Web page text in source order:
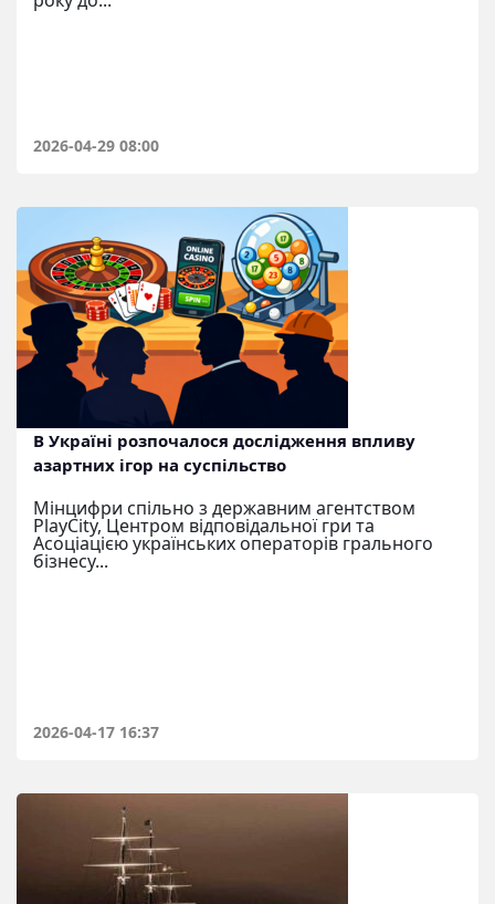
2026-04-29 08:00
В Україні розпочалося дослідження впливу
азартних ігор на суспільство
Мінцифри спільно з державним агентством
PlayCity, Центром відповідальної гри та
Асоціацією українських операторів грального
бізнесу...
2026-04-17 16:37